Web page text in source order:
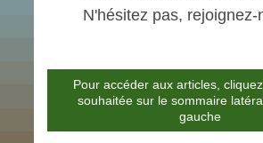
N'hésitez pas, rejoignez-
Pour accéder aux articles,
souhaitée sur le sommaire
gauche